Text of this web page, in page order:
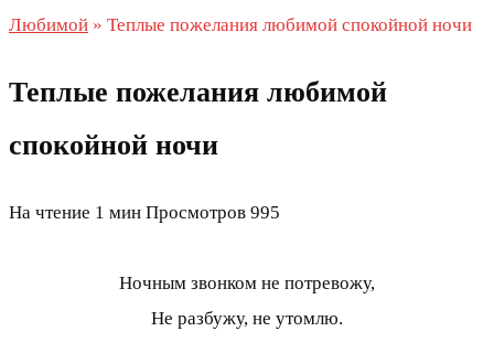
Любимой » Теплые пожелания любимой спокойной ночи
Теплые пожелания любимой
спокойной ночи
На чтение 1 мин Просмотров 995
Ночным звонком не потревожу,
Не разбужу, не утомлю.